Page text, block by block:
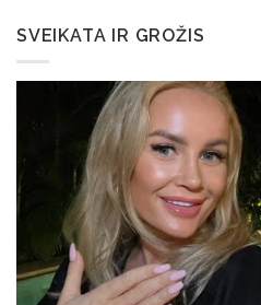
SVEIKATA IR GROŽIS